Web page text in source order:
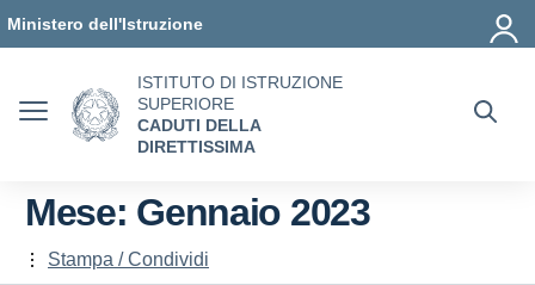
Ministero dell'Istruzione
ISTITUTO DI ISTRUZIONE
SUPERIORE
CADUTI DELLA
DIRETTISSIMA
Mese: Gennaio 2023
Stampa / Condividi